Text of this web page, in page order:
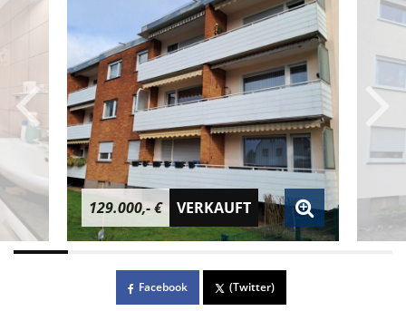
129.000,- € VERKAUFT
Facebook (Twitter)